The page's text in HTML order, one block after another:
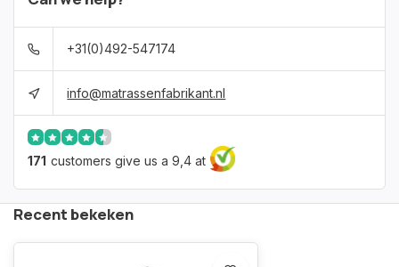
+31(0)492-547174
info@matrassenfabrikant.nl
171 customers give us a 9,4 at
Recent bekeken